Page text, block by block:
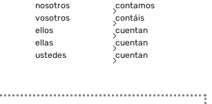
nosotros
contamos
vosotros
contáis
ellos
cuentan
ellas
cuentan
ustedes cuentan